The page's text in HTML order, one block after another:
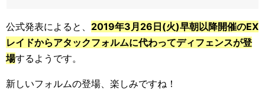
公式発表によると、 2019年3月26日(火)早朝以降開催のEX
レイドからアタックフォルムに代わってディフェンスが登
場するようです。
新しいフォルムの登場、楽しみですね！